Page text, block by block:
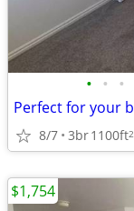
• • •
8/7 3br1100ft2
$1,754